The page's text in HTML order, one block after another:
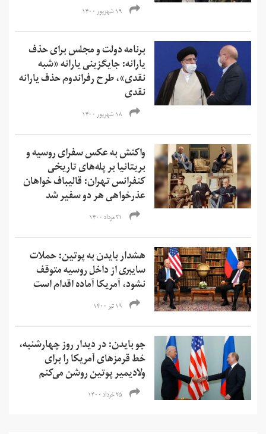
۱۹ شهریور ۱۴۰۰
برنامه‌ دولت و مجلس برای حذف
یارانه: جایگزینی یارانه «شبه
نقدی»، طرح رفراندوم حذف یارانه‌
نقدی
۱۸ شهریور ۱۴۰۰
واکنش‌‌ به عکس سفرای روسیه و
بریتانیا بر پله‌‌های تاریخی
کنفرانس تهران: قالیباف خواهان
عذرخواهی هر دو سفیر شد
۲۱ مرداد ۱۴۰۰
هشدار بایدن به پوتین: حملات
سایبری از داخل روسیه متوقف
نشود، آمریکا آماده اقدام است
۱۹ تیر ۱۴۰۰
جو بایدن: در دیدار روز چهارشنبه،
خط قرمزهای آمریکا را برای
ولادیمیر پوتین روشن می‌کنم
۲۵ خرداد ۱۴۰۰